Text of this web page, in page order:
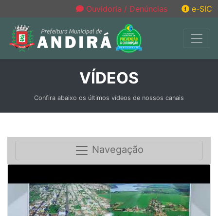
Ouvidoria / Denúncias e-SIC
VÍDEOS
Confira abaixo os últimos vídeos de nossos canais
Navegação